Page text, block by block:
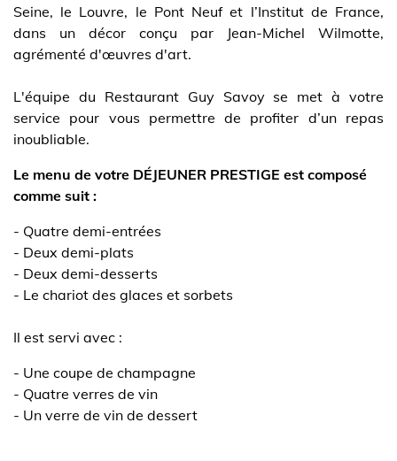
Seine, le Louvre, le Pont Neuf et l’Institut de France,
dans un décor conçu par Jean-Michel Wilmotte,
agrémenté d'œuvres d'art.
L'équipe du Restaurant Guy Savoy se met à votre
service pour vous permettre de profiter d’un repas
inoubliable.
Le menu de votre DÉJEUNER PRESTIGE est composé
comme suit :
- Quatre demi-entrées
- Deux demi-plats
- Deux demi-desserts
- Le chariot des glaces et sorbets
Il est servi avec :
- Une coupe de champagne
- Quatre verres de vin
- Un verre de vin de dessert